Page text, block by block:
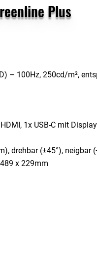
Plus
– 100Hz, 250cd/​m²,
1x USB-C mit
drehbar (±45°), neigbar
x 229mm